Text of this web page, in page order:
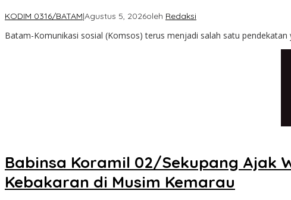
KODIM 0316/BATAM|Agustus 5, 2026oleh Redaksi
Batam-Komunikasi sosial (Komsos) terus menjadi salah satu
Babinsa Koramil 02/Sekupang Ajak
Kebakaran di Musim Kemarau